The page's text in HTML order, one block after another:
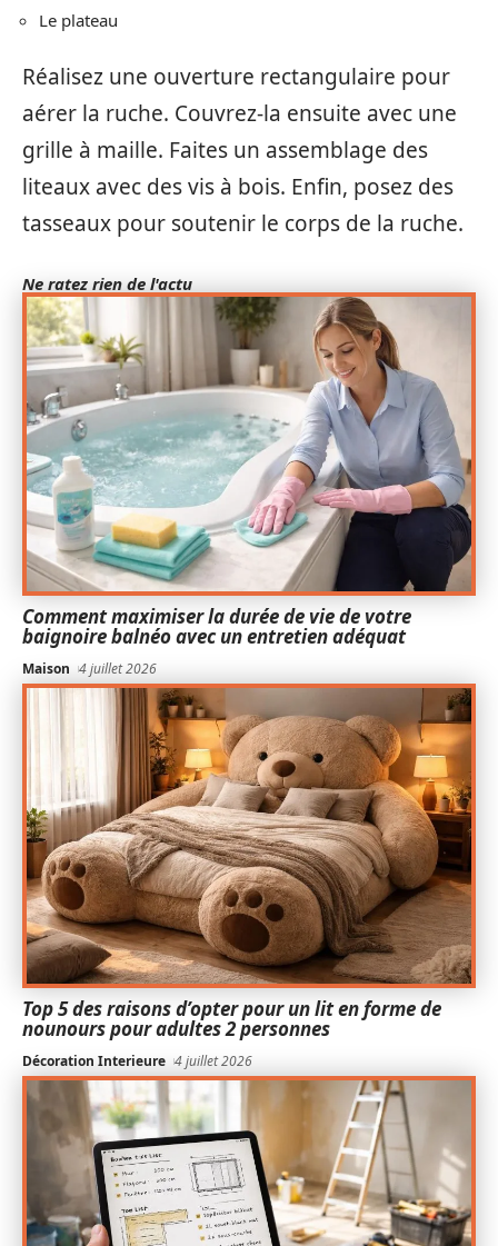
Le plateau
Réalisez une ouverture rectangulaire pour
aérer la ruche. Couvrez-la ensuite avec une
grille à maille. Faites un assemblage des
liteaux avec des vis à bois. Enfin, posez des
tasseaux pour soutenir le corps de la ruche.
Ne ratez rien de l'actu
Comment maximiser la durée de vie de votre
baignoire balnéo avec un entretien adéquat
Maison 4 juillet 2026
Top 5 des raisons d’opter pour un lit en forme de
nounours pour adultes 2 personnes
Décoration Interieure 4 juillet 2026